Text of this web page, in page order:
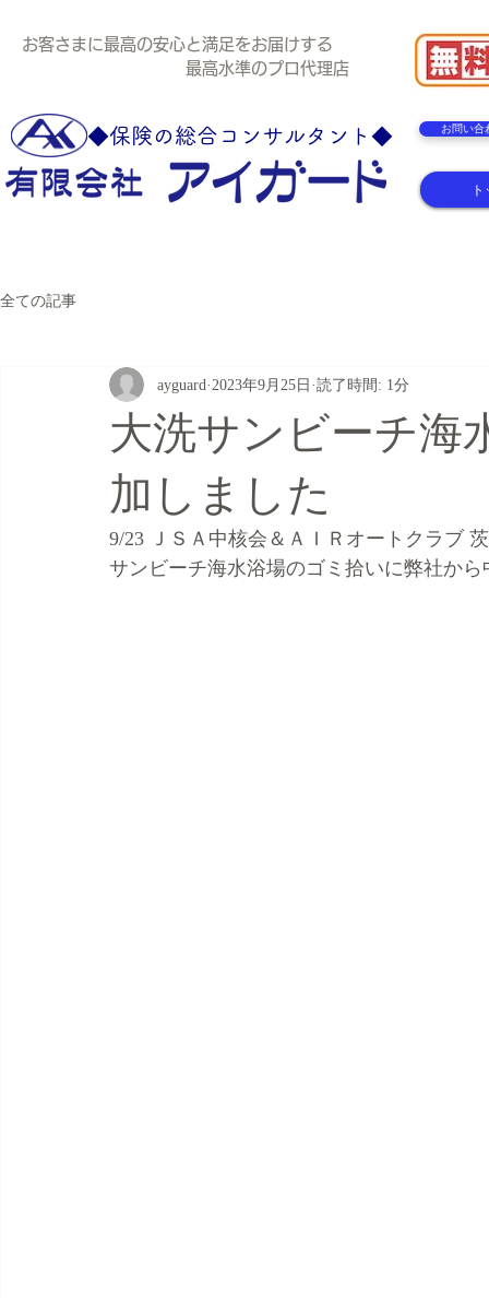
お客さまに最高の安心と満足をお届けする
最高水準のプロ代理店
◆保険の総合コンサルタント◆ お問い合
全ての記事
大洗サンビーチ海
加しました
ayguard 2023年9月25日 読了時間: 1分
9/23 ＪＳＡ中核会＆ＡＩＲオートクラブ
サンビーチ海水浴場のゴミ拾いに弊社か